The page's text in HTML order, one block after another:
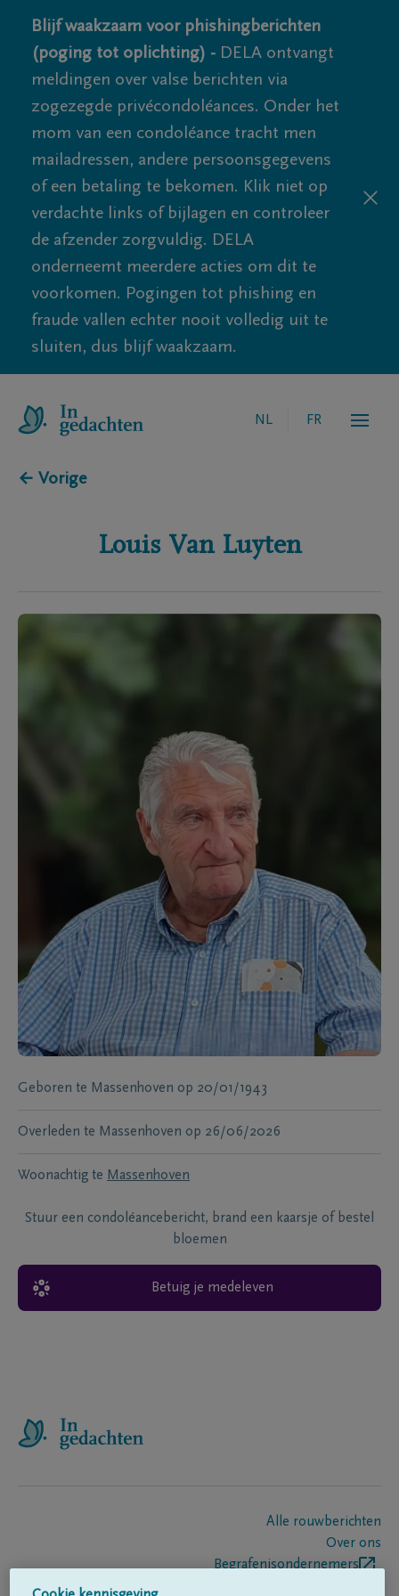
Blijf waakzaam voor phishingberichten
(poging tot oplichting) - DELA ontvangt
meldingen over valse berichten via
zogezegde privécondoléances. Onder het
mom van een condoléance tracht men
mailadressen, andere persoonsgegevens
of een betaling te bekomen. Klik niet op
verdachte links of bijlagen en controleer
de afzender zorgvuldig. DELA
onderneemt meerdere acties om dit te
voorkomen. Pogingen tot phishing en
fraude vallen echter nooit volledig uit te
sluiten, dus blijf waakzaam.
NL FR
← Vorige
Louis Van Luyten
Geboren te Massenhoven op 20/01/1943
Overleden te Massenhoven op 26/06/2026
Woonachtig te Massenhoven
Stuur een condoléancebericht, brand een kaarsje of bestel
bloemen
Betuig je medeleven
Alle rouwberichten
Over ons
Begrafenisondernemers